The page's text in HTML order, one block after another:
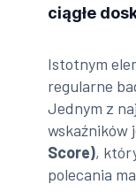
ciągłe
Istotnym
regularne
Jednym z
wskaźników
Score),
polecania